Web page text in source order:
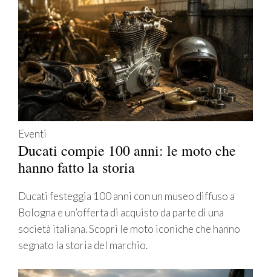
Eventi
Ducati compie 100 anni: le moto che
hanno fatto la storia
Ducati festeggia 100 anni con un museo diffuso a
Bologna e un’offerta di acquisto da parte di una
società italiana. Scopri le moto iconiche che hanno
segnato la storia del marchio.